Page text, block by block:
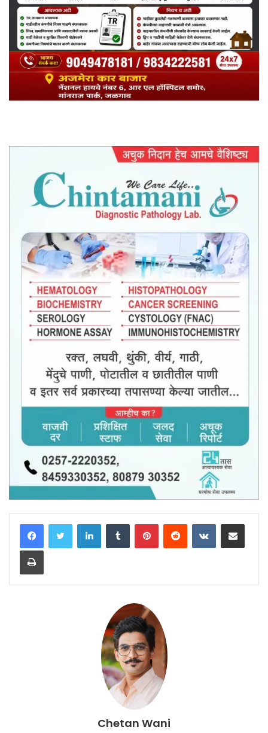
LinkedInTumblr PinterestReddit VKontakteShare via Email
Print
Chetan Wani